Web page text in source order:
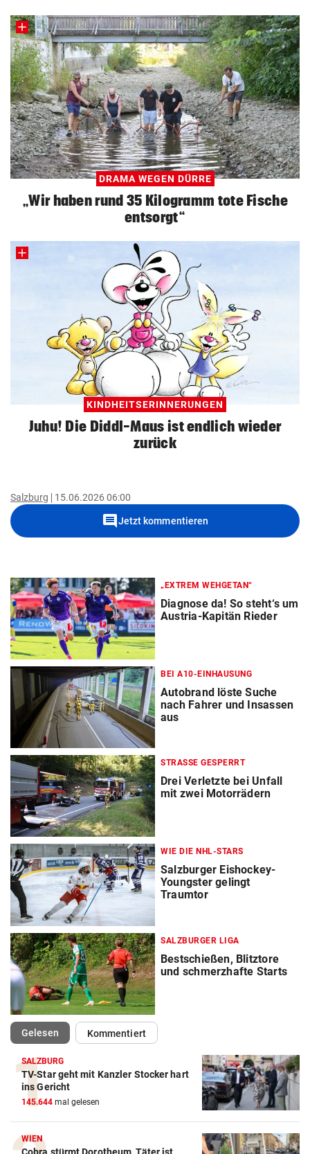
DRAMA WEGEN DÜRRE
„Wir haben rund 35 Kilogramm tote Fische
entsorgt“
KINDHEITSERINNERUNGEN
Juhu! Die Diddl-Maus ist endlich wieder
zurück
Salzburg 15.06.2026 06:00
commentJetzt kommentieren
„EXTREM WEHGETAN“
Diagnose da! So steht‘s um
Austria-Kapitän Rieder
BEI A10-EINHAUSUNG
Autobrand löste Suche
nach Fahrer und Insassen
aus
STRASSE GESPERRT
Drei Verletzte bei Unfall
mit zwei Motorrädern
WIE DIE NHL-STARS
Salzburger Eishockey-
Youngster gelingt
Traumtor
SALZBURGER LIGA
Bestschießen, Blitztore
und schmerzhafte Starts
Gelesen(ausgewählt)Kommentiert
SALZBURG
TV-Star geht mit Kanzler Stocker hart
ins Gericht
145.644 mal gelesen
WIEN